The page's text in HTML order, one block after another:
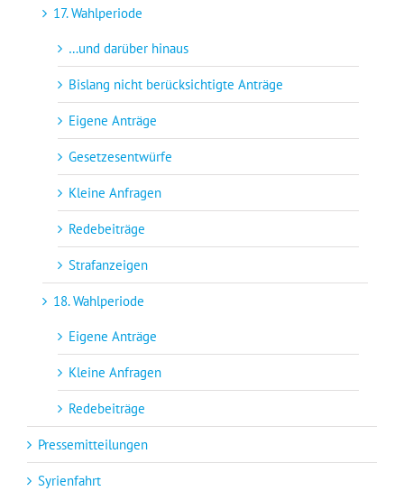
17. Wahlperiode
…und darüber hinaus
Bislang nicht berücksichtigte Anträge
Eigene Anträge
Gesetzesentwürfe
Kleine Anfragen
Redebeiträge
Strafanzeigen
18. Wahlperiode
Eigene Anträge
Kleine Anfragen
Redebeiträge
Pressemitteilungen
Syrienfahrt